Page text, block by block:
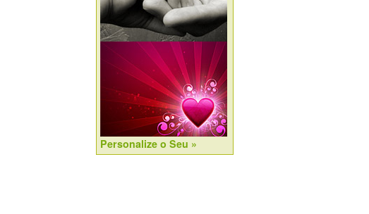
Personalize o Seu »